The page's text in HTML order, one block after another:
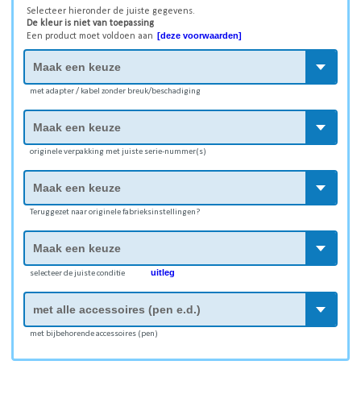
Selecteer hieronder de juiste gegevens.
De kleur is niet van toepassing
Een product moet voldoen aan [deze voorwaarden]
met adapter / kabel zonder breuk/beschadiging
originele verpakking met juiste serie-nummer(s)
Teruggezet naar originele fabrieksinstellingen?
selecteer de juiste conditie uitleg
met bijbehorende accessoires (pen)